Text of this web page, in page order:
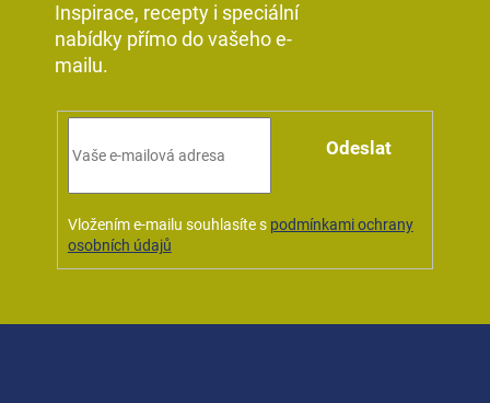
Inspirace, recepty i speciální
nabídky přímo do vašeho e-
mailu.
Vložením e-mailu souhlasíte s podmínkami ochrany
osobních údajů
Odeslat